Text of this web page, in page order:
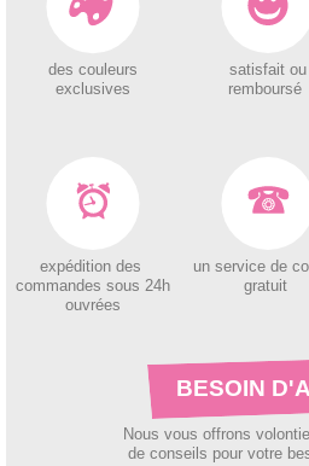
des couleurs
exclusives
satisfait ou
remboursé
expédition des
commandes sous 24h
ouvrées
un service de
gratuit
BESOIN
Nous vous offrons
de conseils pour votre